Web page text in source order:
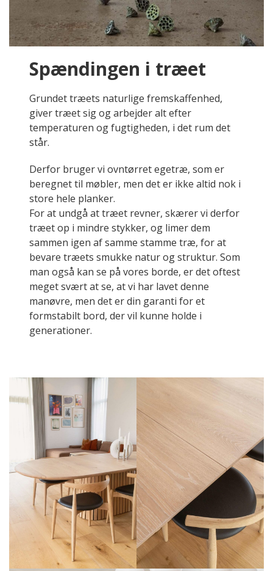
Spændingen i træet
Grundet træets naturlige fremskaffenhed,
giver træet sig og arbejder alt efter
temperaturen og fugtigheden, i det rum det
står.
Derfor bruger vi ovntørret egetræ, som er
beregnet til møbler, men det er ikke altid nok i
store hele planker.
For at undgå at træet revner, skærer vi derfor
træet op i mindre stykker, og limer dem
sammen igen af samme stamme træ, for at
bevare træets smukke natur og struktur. Som
man også kan se på vores borde, er det oftest
meget svært at se, at vi har lavet denne
manøvre, men det er din garanti for et
formstabilt bord, der vil kunne holde i
generationer.